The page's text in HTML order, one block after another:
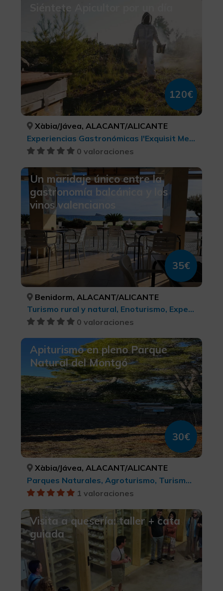
Siéntete Apicultor por un día
120€
Xàbia/Jávea, ALACANT/ALICANTE
Experiencias Gastronómicas l'Exquisit Mediterrani, Agroturismo, Turismo gastronómico, Parques Naturales
0 valoraciones
Un maridaje único entre la
gastronomía balcánica y los
vinos valencianos
35€
Benidorm, ALACANT/ALICANTE
Turismo rural y natural, Enoturismo, Experiencias Gastronómicas l'Exquisit Mediterrani, Turismo gastronómico
0 valoraciones
Apiturismo en pleno Parque
Natural del Montgó
30€
Xàbia/Jávea, ALACANT/ALICANTE
Parques Naturales, Agroturismo, Turismo gastronómico, Experiencias Gastronómicas l'Exquisit Mediterrani
1 valoraciones
Visita a quesería: taller + cata
guiada